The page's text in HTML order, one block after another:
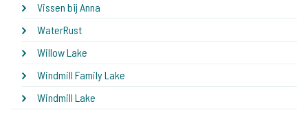
Vissen bij Anna
WaterRust
Willow Lake
Windmill Family Lake
Windmill Lake